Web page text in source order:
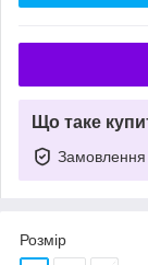
Що таке
Замовлення
Розмір